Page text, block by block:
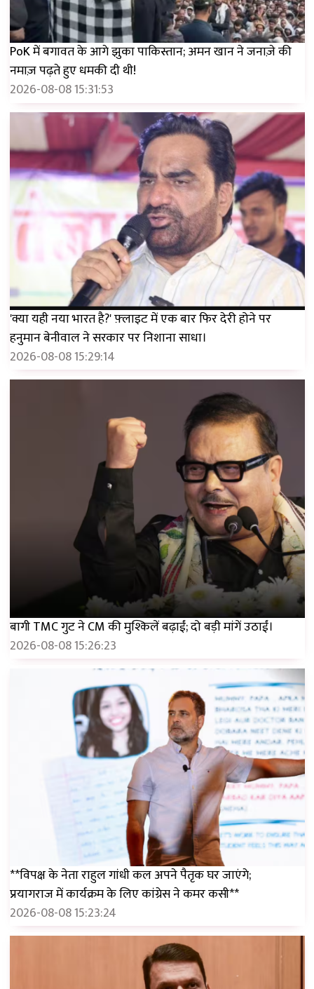
PoK में बगावत के आगे झुका पाकिस्तान; अमन खान ने जनाज़े की
नमाज़ पढ़ते हुए धमकी दी थी!
2026-08-08 15:31:53
'क्या यही नया भारत है?' फ़्लाइट में एक बार फिर देरी होने पर
हनुमान बेनीवाल ने सरकार पर निशाना साधा।
2026-08-08 15:29:14
बागी TMC गुट ने CM की मुश्किलें बढ़ाईं; दो बड़ी मांगें उठाईं।
2026-08-08 15:26:23
**विपक्ष के नेता राहुल गांधी कल अपने पैतृक घर जाएंगे;
प्रयागराज में कार्यक्रम के लिए कांग्रेस ने कमर कसी**
2026-08-08 15:23:24